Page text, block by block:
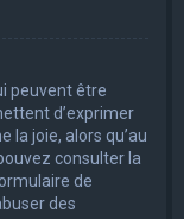
peuvent être
d’exprimer
la joie, alors qu’au
consulter la
de
des